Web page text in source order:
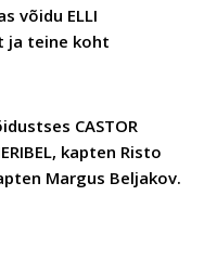
võidu ELLI
ja teine koht
CASTOR
kapten Risto
Margus Beljakov.